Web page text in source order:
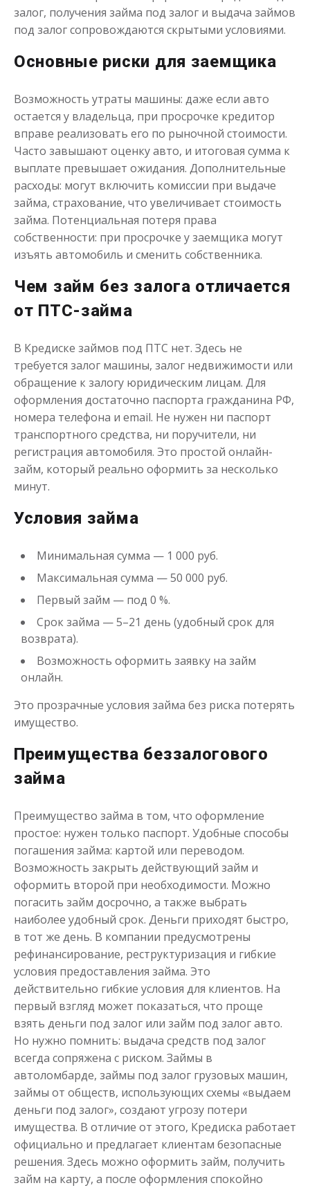
Срок от 1 до 21 дня
Получить
Одолжим до 30 дней
Сумма до50 000
Срок от 1до 30 дня
Получить
Переведём в долг
Сумма до 50 000 ₽
Срок от 1до 21 дня
Получить
Деньги до зарплаты
Сумма до 50 000₽
до 21 дня
залог, получения займа под залог и выдача займов
под залог сопровождаются скрытыми условиями.
Основные риски для заемщика
Возможность утраты машины: даже если авто
остается у владельца, при просрочке кредитор
вправе реализовать его по рыночной стоимости.
Часто завышают оценку авто, и итоговая сумма к
выплате превышает ожидания. Дополнительные
расходы: могут включить комиссии при выдаче
займа, страхование, что увеличивает стоимость
займа. Потенциальная потеря права
собственности: при просрочке у заемщика могут
изъять автомобиль и сменить собственника.
Чем займ без залога отличается
от ПТС-займа
В Кредиске займов под ПТС нет. Здесь не
требуется залог машины, залог недвижимости или
обращение к залогу юридическим лицам. Для
оформления достаточно паспорта гражданина РФ,
номера телефона и email. Не нужен ни паспорт
транспортного средства, ни поручители, ни
регистрация автомобиля. Это простой онлайн-
займ, который реально оформить за несколько
минут.
Условия займа
Минимальная сумма — 1 000 руб.
Максимальная сумма — 50 000 руб.
Первый займ — под 0 %.
Срок займа — 5–21 день (удобный срок для
возврата).
Возможность оформить заявку на займ
онлайн.
Это прозрачные условия займа без риска потерять
имущество.
Преимущества беззалогового
займа
Преимущество займа в том, что оформление
простое: нужен только паспорт. Удобные способы
погашения займа: картой или переводом.
Возможность закрыть действующий займ и
оформить второй при необходимости. Можно
погасить займ досрочно, а также выбрать
наиболее удобный срок. Деньги приходят быстро,
в тот же день. В компании предусмотрены
рефинансирование, реструктуризация и гибкие
условия предоставления займа. Это
действительно гибкие условия для клиентов. На
первый взгляд может показаться, что проще
взять деньги под залог или займ под залог авто.
Но нужно помнить: выдача средств под залог
всегда сопряжена с риском. Займы в
автоломбарде, займы под залог грузовых машин,
займы от обществ, использующих схемы «выдаем
деньги под залог», создают угрозу потери
имущества. В отличие от этого, Кредиска работает
официально и предлагает клиентам безопасные
решения. Здесь можно оформить займ, получить
займ на карту, а после оформления спокойно